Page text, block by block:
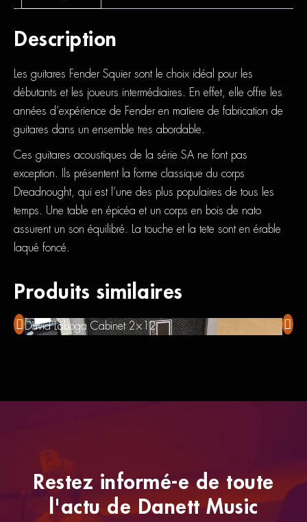
Description
Les guitares Fender Squier sont le choix idéal pour les
débutants et les joueurs intermédiaires. En effet, elle offre les
années d’expérience de Fender en matiere de fabrication de
guitares dans un ensemble tres abordable.
Ces guitares acoustiques de la série SA ne font pas
exception. Ils présentent la forme classique du corps
Dreadnought, qui est l’une des plus populaires de tous les
temps. Une table en épicéa et un corps en bois de nato
assurent un son équilibré. La touche et la tete sont en érable
laqué foncé.
Produits similaires
David Laboga Cabinet 2×12
Restez informé-e de toute
l'actu de Danett Music